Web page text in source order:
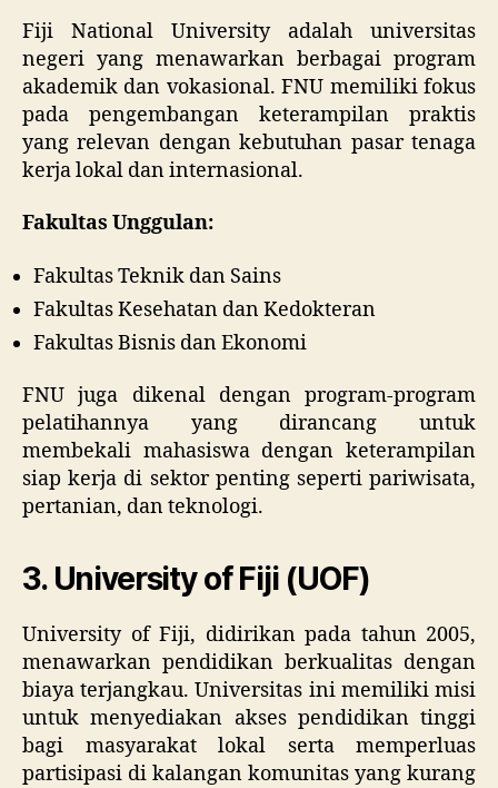
Fiji National University adalah universitas
negeri yang menawarkan berbagai program
akademik dan vokasional. FNU memiliki fokus
pada pengembangan keterampilan praktis
yang relevan dengan kebutuhan pasar tenaga
kerja lokal dan internasional.
Fakultas Unggulan:
Fakultas Teknik dan Sains
Fakultas Kesehatan dan Kedokteran
Fakultas Bisnis dan Ekonomi
FNU juga dikenal dengan program-program
pelatihannya yang dirancang untuk
membekali mahasiswa dengan keterampilan
siap kerja di sektor penting seperti pariwisata,
pertanian, dan teknologi.
3. University of Fiji (UOF)
University of Fiji, didirikan pada tahun 2005,
menawarkan pendidikan berkualitas dengan
biaya terjangkau. Universitas ini memiliki misi
untuk menyediakan akses pendidikan tinggi
bagi masyarakat lokal serta memperluas
partisipasi di kalangan komunitas yang kurang